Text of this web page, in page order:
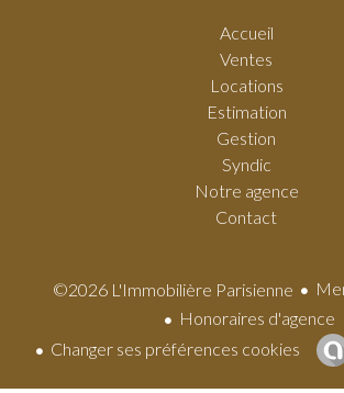
Accueil
Ventes
Locations
Estimation
Gestion
Syndic
Notre agence
Contact
©2026 L'Immobilière Parisienne
Honoraires d'agence
Changer ses préférences cookies